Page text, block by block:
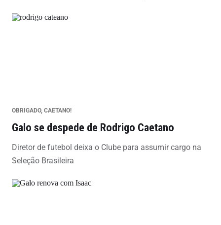
OBRIGADO, CAETANO!
Galo se despede de Rodrigo Caetano
Diretor de futebol deixa o Clube para assumir cargo na
Seleção Brasileira